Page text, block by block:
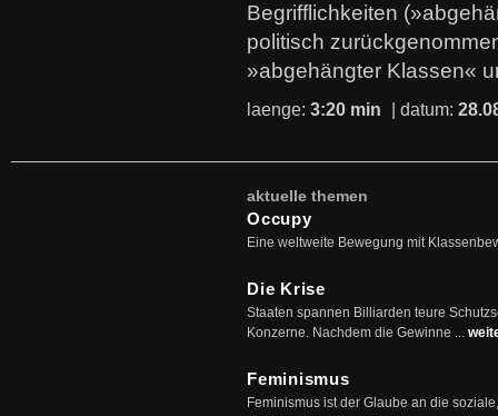
Begrifflichkeiten
politisch
»abgehängter Klassen«
laenge: 3:20 min | datum:
aktuelle themen
Occupy
Eine weltweite Bewegung mit
Die Krise
Staaten spannen Billiarden teure
Konzerne. Nachdem die Gewinne ...
Feminismus
Feminismus ist der Glaube an die